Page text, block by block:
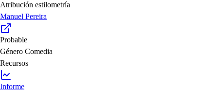
Atribución estilometría
Manuel Pereira
Probable
Género Comedia
Recursos
Informe